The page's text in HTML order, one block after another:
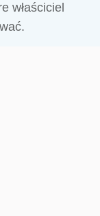
właściciel